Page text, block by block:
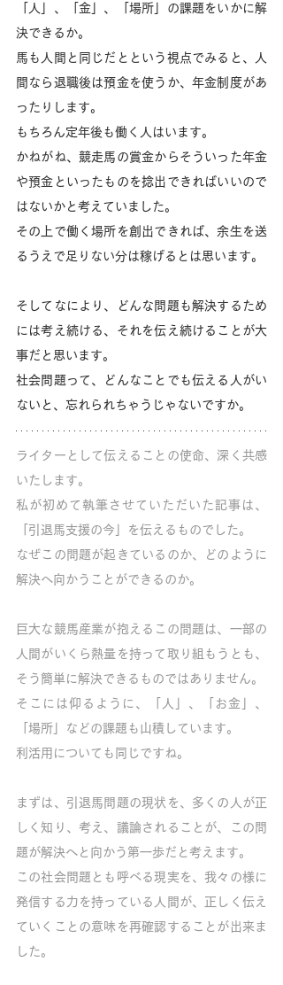
「人」、「金」、「場所」の課題をいかに解
決できるか。
馬も人間と同じだとという視点でみると、人
間なら退職後は預金を使うか、年金制度があ
ったりします。
もちろん定年後も働く人はいます。
かねがね、競走馬の賞金からそういった年金
や預金といったものを捻出できればいいので
はないかと考えていました。
その上で働く場所を創出できれば、余生を送
るうえで足りない分は稼げるとは思います。
そしてなにより、どんな問題も解決するため
には考え続ける、それを伝え続けることが大
事だと思います。
社会問題って、どんなことでも伝える人がい
ないと、忘れられちゃうじゃないですか。
ライターとして伝えることの使命、深く共感
いたします。
私が初めて執筆させていただいた記事は、
「引退馬支援の今」を伝えるものでした。
なぜこの問題が起きているのか、どのように
解決へ向かうことができるのか。
巨大な競馬産業が抱えるこの問題は、一部の
人間がいくら熱量を持って取り組もうとも、
そう簡単に解決できるものではありません。
そこには仰るように、「人」、「お金」、
「場所」などの課題も山積しています。
利活用についても同じですね。
まずは、引退馬問題の現状を、多くの人が正
しく知り、考え、議論されることが、この問
題が解決へと向かう第一歩だと考えます。
この社会問題とも呼べる現実を、我々の様に
発信する力を持っている人間が、正しく伝え
ていくことの意味を再確認することが出来ま
した。